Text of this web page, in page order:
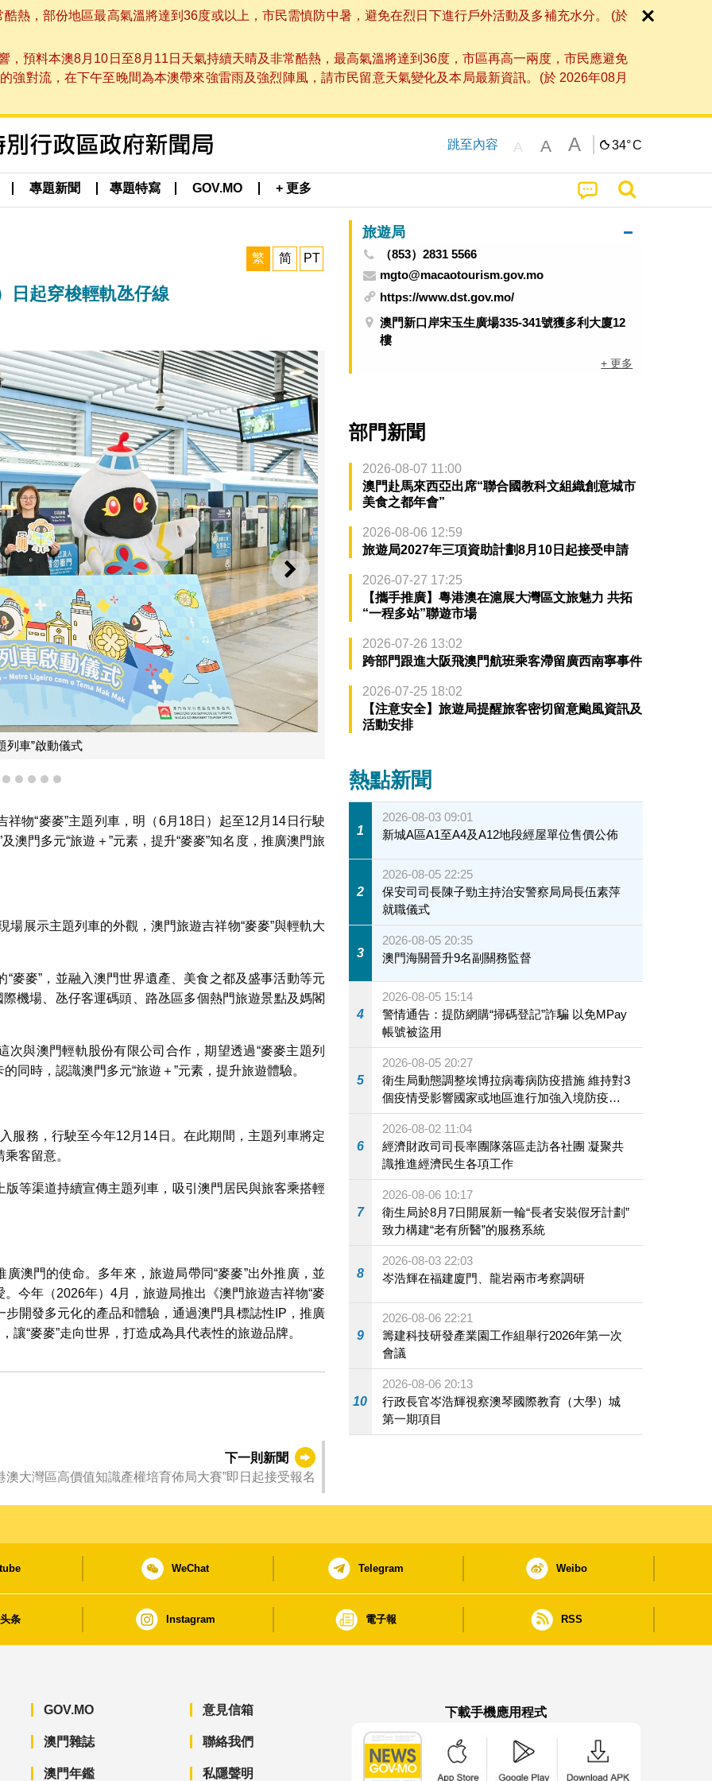
熱，部份地區最高氣溫將達到36度或以上，市民需慎防中暑，避免在烈日下進行戶外活動及多補充水分。 (於
，預料本澳8月10日至8月11日天氣持續天晴及非常酷熱，最高氣溫將達到36度，市區再高一兩度，市民應避免
強對流，在下午至晚間為本澳帶來強雷雨及強烈陣風，請市民留意天氣變化及本局最新資訊。(於 2026年08月
跳至內容 A A A 34°C
專題新聞 專題特寫 GOV.MO + 更多
繁 简 PT
日起穿梭輕軌氹仔線
下一則
“麥麥主題列車”明（6月18日）起穿梭輕軌氹仔線
3 4 5 6 7
物“麥麥”主題列車，明（6月18日）起至12月14日行駛
澳門多元“旅遊＋”元素，提升“麥麥”知名度，推廣澳門旅
場展示主題列車的外觀，澳門旅遊吉祥物“麥麥”與輕軌大
麥麥”，並融入澳門世界遺產、美食之都及盛事活動等元
機場、氹仔客運碼頭、路氹區多個熱門旅遊景點及媽閣
與澳門輕軌股份有限公司合作，期望透過“麥麥主題列
同時，認識澳門多元“旅遊＋”元素，提升旅遊體驗。
服務，行駛至今年12月14日。在此期間，主題列車將定
客留意。
等渠道持續宣傳主題列車，吸引澳門居民與旅客乘搭輕
澳門的使命。多年來，旅遊局帶同“麥麥”出外推廣，並
今年（2026年）4月，旅遊局推出《澳門旅遊吉祥物“麥
步開發多元化的產品和體驗，通過澳門具標誌性IP，推廣
讓“麥麥”走向世界，打造成為具代表性的旅遊品牌。
下一則新聞
澳大灣區高價值知識產權培育佈局大賽”即日起接受報名
旅遊局
（853）2831 5566
mgto@macaotourism.gov.mo
https://www.dst.gov.mo/
澳門新口岸宋玉生廣場335-341號獲多利大廈12
樓
+ 更多
部門新聞
2026-08-07 11:00
澳門赴馬來西亞出席“聯合國教科文組織創意城市
美食之都年會”
2026-08-06 12:59
旅遊局2027年三項資助計劃8月10日起接受申請
2026-07-27 17:25
【攜手推廣】粵港澳在滬展大灣區文旅魅力 共拓
“一程多站”聯遊市場
2026-07-26 13:02
跨部門跟進大阪飛澳門航班乘客滯留廣西南寧事件
2026-07-25 18:02
【注意安全】旅遊局提醒旅客密切留意颱風資訊及
活動安排
熱點新聞
1
2026-08-03 09:01
新城A區A1至A4及A12地段經屋單位售價公佈
2
2026-08-05 22:25
保安司司長陳子勁主持治安警察局局長伍素萍
就職儀式
3
2026-08-05 20:35
澳門海關晉升9名副關務監督
4
2026-08-05 15:14
警情通告：提防網購“掃碼登記”詐騙 以免MPay
帳號被盜用
5
2026-08-05 20:27
衛生局動態調整埃博拉病毒病防疫措施 維持對3
個疫情受影響國家或地區進行加強入境防疫措
施
6
2026-08-02 11:04
經濟財政司司長率團隊落區走訪各社團 凝聚共
識推進經濟民生各項工作
7
2026-08-06 10:17
衛生局於8月7日開展新一輪“長者安裝假牙計劃”
致力構建“老有所醫”的服務系統
8
2026-08-03 22:03
岑浩輝在福建廈門、龍岩兩市考察調研
9
2026-08-06 22:21
籌建科技研發產業園工作組舉行2026年第一次
會議
10
2026-08-06 20:13
行政長官岑浩輝視察澳琴國際教育（大學）城
第一期項目
WeChat Telegram Weibo
条 Instagram 電子報 RSS
GOV.MO
澳門雜誌
澳門年鑑
意見信箱
聯絡我們
私隱聲明
下載手機應用程式